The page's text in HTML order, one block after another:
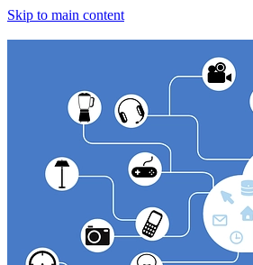
Skip to main content